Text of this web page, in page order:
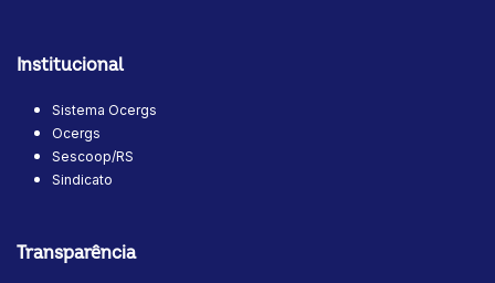
Institucional
Sistema Ocergs
Ocergs
Sescoop/RS
Sindicato
Transparência